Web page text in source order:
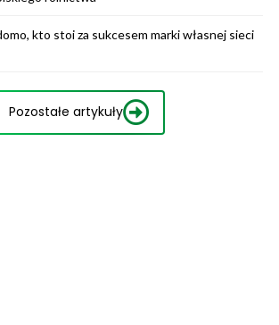
kto stoi za sukcesem marki własnej sieci
Pozostałe artykuły